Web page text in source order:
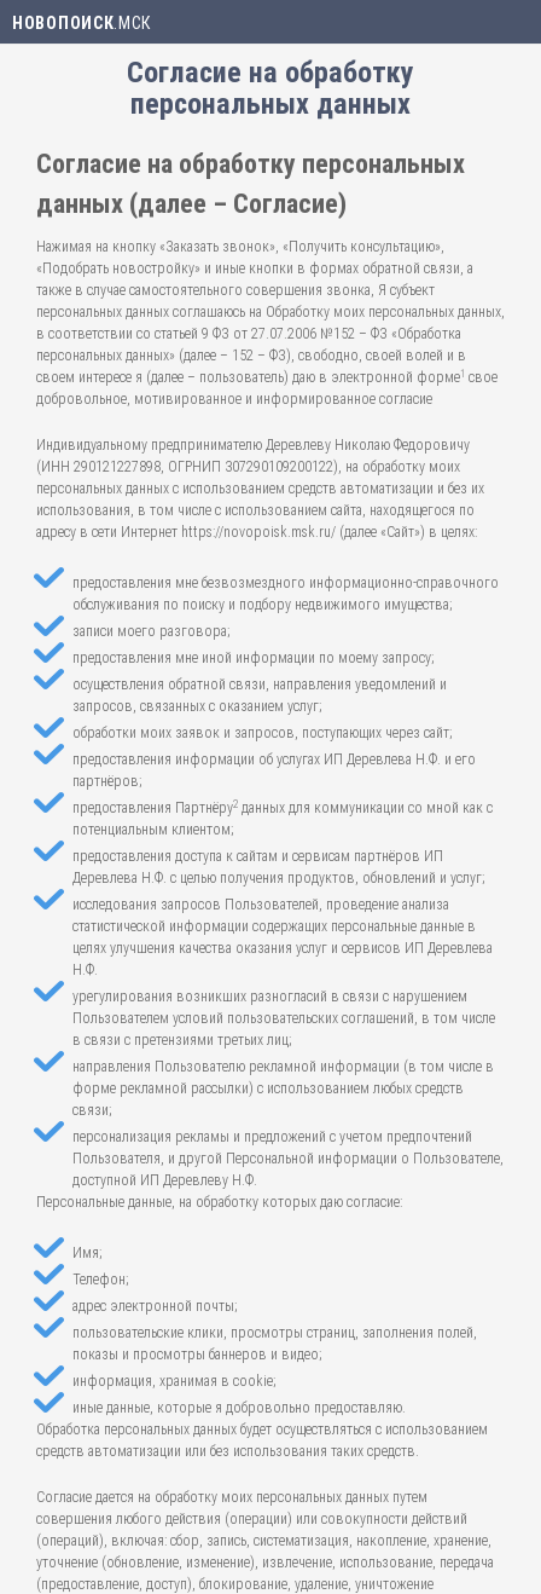
НОВОПОИСК .МСК
Согласие на обработку
персональных данных
Согласие на обработку персональных
данных (далее – Согласие)
Нажимая на кнопку «Заказать звонок», «Получить консультацию»,
«Подобрать новостройку» и иные кнопки в формах обратной связи, а
также в случае самостоятельного совершения звонка, Я субъект
персональных данных соглашаюсь на Обработку моих персональных данных,
в соответствии со статьей 9 ФЗ от 27.07.2006 №152 – ФЗ «Обработка
персональных данных» (далее – 152 – ФЗ), свободно, своей волей и в
своем интересе я (далее – пользователь) даю в электронной форме1 свое
добровольное, мотивированное и информированное согласие
Индивидуальному предпринимателю Деревлеву Николаю Федоровичу
(ИНН 290121227898, ОГРНИП 307290109200122), на обработку моих
персональных данных с использованием средств автоматизации и без их
использования, в том числе с использованием сайта, находящегося по
адресу в сети Интернет https://novopoisk.msk.ru/ (далее «Сайт») в целях:
предоставления мне безвозмездного информационно-справочного
обслуживания по поиску и подбору недвижимого имущества;
записи моего разговора;
предоставления мне иной информации по моему запросу;
осуществления обратной связи, направления уведомлений и
запросов, связанных с оказанием услуг;
обработки моих заявок и запросов, поступающих через сайт;
предоставления информации об услугах ИП Деревлева Н.Ф. и его
партнёров;
предоставления Партнёру2 данных для коммуникации со мной как с
потенциальным клиентом;
предоставления доступа к сайтам и сервисам партнёров ИП
Деревлева Н.Ф. с целью получения продуктов, обновлений и услуг;
исследования запросов Пользователей, проведение анализа
статистической информации содержащих персональные данные в
целях улучшения качества оказания услуг и сервисов ИП Деревлева
Н.Ф.
урегулирования возникших разногласий в связи с нарушением
Пользователем условий пользовательских соглашений, в том числе
в связи с претензиями третьих лиц;
направления Пользователю рекламной информации (в том числе в
форме рекламной рассылки) с использованием любых средств
связи;
персонализация рекламы и предложений с учетом предпочтений
Пользователя, и другой Персональной информации о Пользователе,
доступной ИП Деревлеву Н.Ф.
Персональные данные, на обработку которых даю согласие:
Имя;
Телефон;
адрес электронной почты;
пользовательские клики, просмотры страниц, заполнения полей,
показы и просмотры баннеров и видео;
информация, хранимая в cookie;
иные данные, которые я добровольно предоставляю.
Обработка персональных данных будет осуществляться с использованием
средств автоматизации или без использования таких средств.
Согласие дается на обработку моих персональных данных путем
совершения любого действия (операции) или совокупности действий
(операций), включая: сбор, запись, систематизация, накопление, хранение,
уточнение (обновление, изменение), извлечение, использование, передача
(предоставление, доступ), блокирование, удаление, уничтожение